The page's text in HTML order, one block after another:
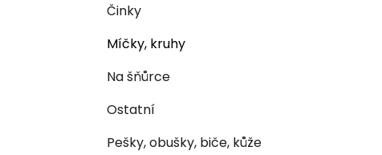
Činky
Míčky, kruhy
Na šňůrce
Ostatní
Pešky, obušky, biče, kůže